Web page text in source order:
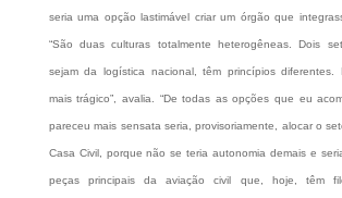
seria uma opção lastimável criar um órgão que
“São duas culturas totalmente heterogêneas. Dois
sejam da logística nacional, têm princípios diferentes.
mais trágico”, avalia. “De todas as opções que eu
pareceu mais sensata seria, provisoriamente, alocar o
Casa Civil, porque não se teria autonomia demais e
peças principais da aviação civil que, hoje, têm